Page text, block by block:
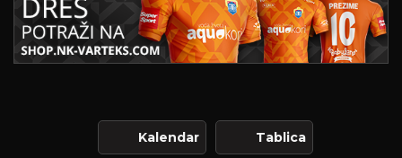
Kalendar Tablica